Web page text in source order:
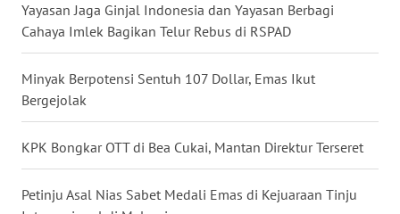
Yayasan Jaga Ginjal Indonesia dan Yayasan Berbagi
Cahaya Imlek Bagikan Telur Rebus di RSPAD
Minyak Berpotensi Sentuh 107 Dollar, Emas Ikut
Bergejolak
KPK Bongkar OTT di Bea Cukai, Mantan Direktur Terseret
Petinju Asal Nias Sabet Medali Emas di Kejuaraan Tinju
WN
BALI
WN
KALBAR
WN